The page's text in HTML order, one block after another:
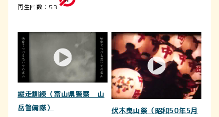
再生回数：53
縦走訓練（富山県警察 山
岳警備隊）
伏木曳山祭（昭和50年5月